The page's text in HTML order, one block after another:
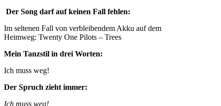
Der Song darf auf keinen Fall fehlen:
Im seltenen Fall von verbleibendem Akku auf dem
Heimweg: Twenty One Pilots – Trees
Mein Tanzstil in drei Worten:
Ich muss weg!
Der Spruch zieht immer:
Ich muss weg!